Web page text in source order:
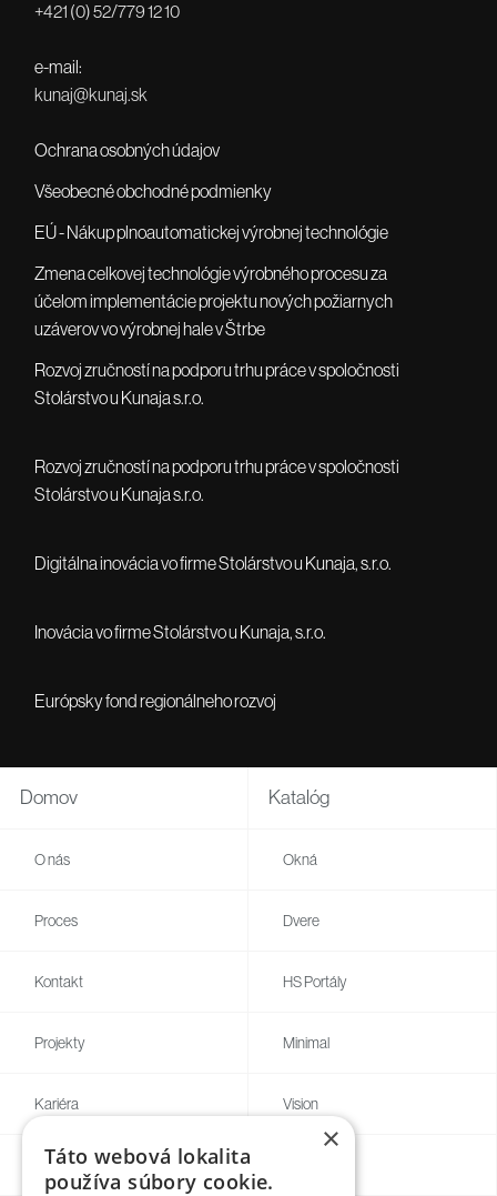
+421 (0) 52/779 12 10
e-mail:
kunaj@kunaj.sk
Ochrana osobných údajov
Všeobecné obchodné podmienky
EÚ - Nákup plnoautomatickej výrobnej technológie
Zmena celkovej technológie výrobného procesu za
účelom implementácie projektu nových požiarnych
uzáverov vo výrobnej hale v Štrbe
Rozvoj zručností na podporu trhu práce v spoločnosti
Stolárstvo u Kunaja s.r.o.
Rozvoj zručností na podporu trhu práce v spoločnosti
Stolárstvo u Kunaja s.r.o.
Digitálna inovácia vo firme Stolárstvo u Kunaja, s.r.o.
Inovácia vo firme Stolárstvo u Kunaja, s.r.o.
Európsky fond regionálneho rozvoj
Domov
O nás
Proces
Kontakt
Projekty
Kariéra
Blog
Katalóg
Okná
Dvere
HS Portály
Minimal
Vision
×
Táto webová lokalita
používa súbory cookie.